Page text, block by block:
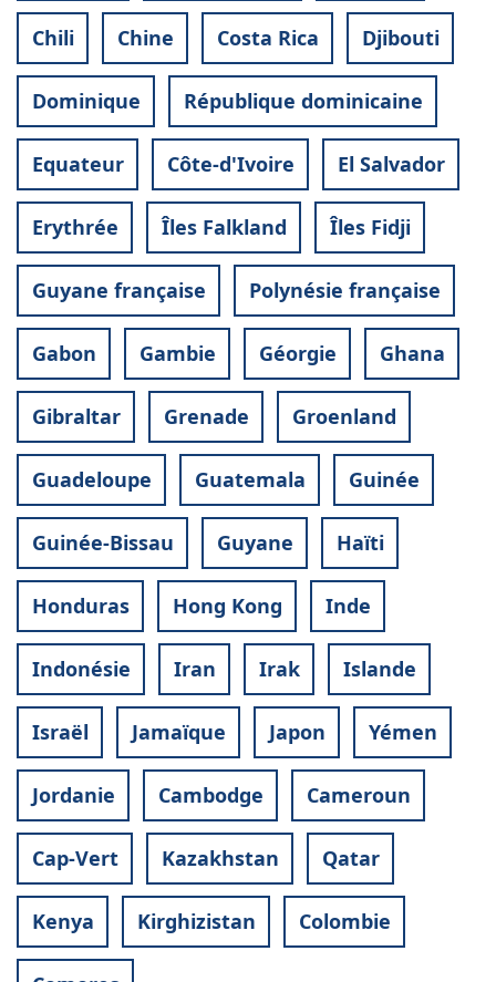
Chili Chine Costa Rica Djibouti
Dominique République dominicaine
Equateur Côte-d'Ivoire El Salvador
Erythrée Îles Falkland Îles Fidji
Guyane française Polynésie française
Gabon Gambie Géorgie Ghana
Gibraltar Grenade Groenland
Guadeloupe Guatemala Guinée
Guinée-Bissau Guyane Haïti
Honduras Hong Kong Inde
Indonésie Iran Irak Islande
Israël Jamaïque Japon Yémen
Jordanie Cambodge Cameroun
Cap-Vert Kazakhstan Qatar
Kenya Kirghizistan Colombie